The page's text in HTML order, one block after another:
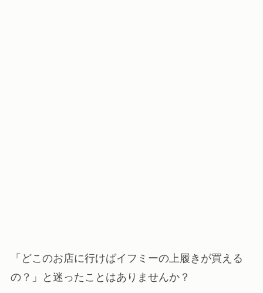
「どこのお店に行けばイフミーの上履きが買える
の？」と迷ったことはありませんか？